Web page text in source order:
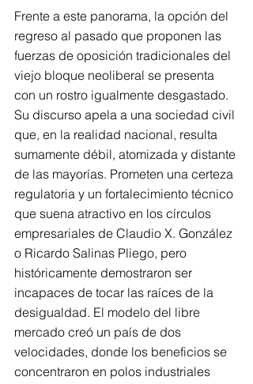
Frente a este panorama, la opción del
regreso al pasado que proponen las
fuerzas de oposición tradicionales del
viejo bloque neoliberal se presenta
con un rostro igualmente desgastado.
Su discurso apela a una sociedad civil
que, en la realidad nacional, resulta
sumamente débil, atomizada y distante
de las mayorías. Prometen una certeza
regulatoria y un fortalecimiento técnico
que suena atractivo en los círculos
empresariales de Claudio X. González
o Ricardo Salinas Pliego, pero
históricamente demostraron ser
incapaces de tocar las raíces de la
desigualdad. El modelo del libre
mercado creó un país de dos
velocidades, donde los beneficios se
concentraron en polos industriales